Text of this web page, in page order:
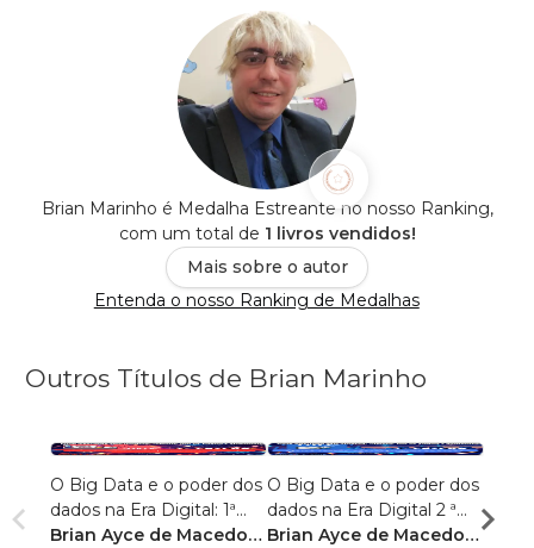
Brian Marinho é Medalha Estreante no nosso Ranking,
com um total de 1 livros vendidos!
Mais sobre o autor
Entenda o nosso Ranking de Medalhas
Outros Títulos de Brian Marinho
O Big Data e o poder dos
dados na Era Digital: 1ª
Edição.
Brian Ayce de Macedo
O Big Data e o poder dos
dados na Era Digital 2 ª
Edição:
Brian Ayce de Macedo